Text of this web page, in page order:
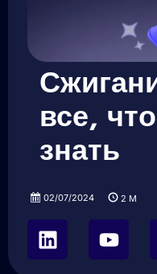
все,
знать
02/07/2024 2 M